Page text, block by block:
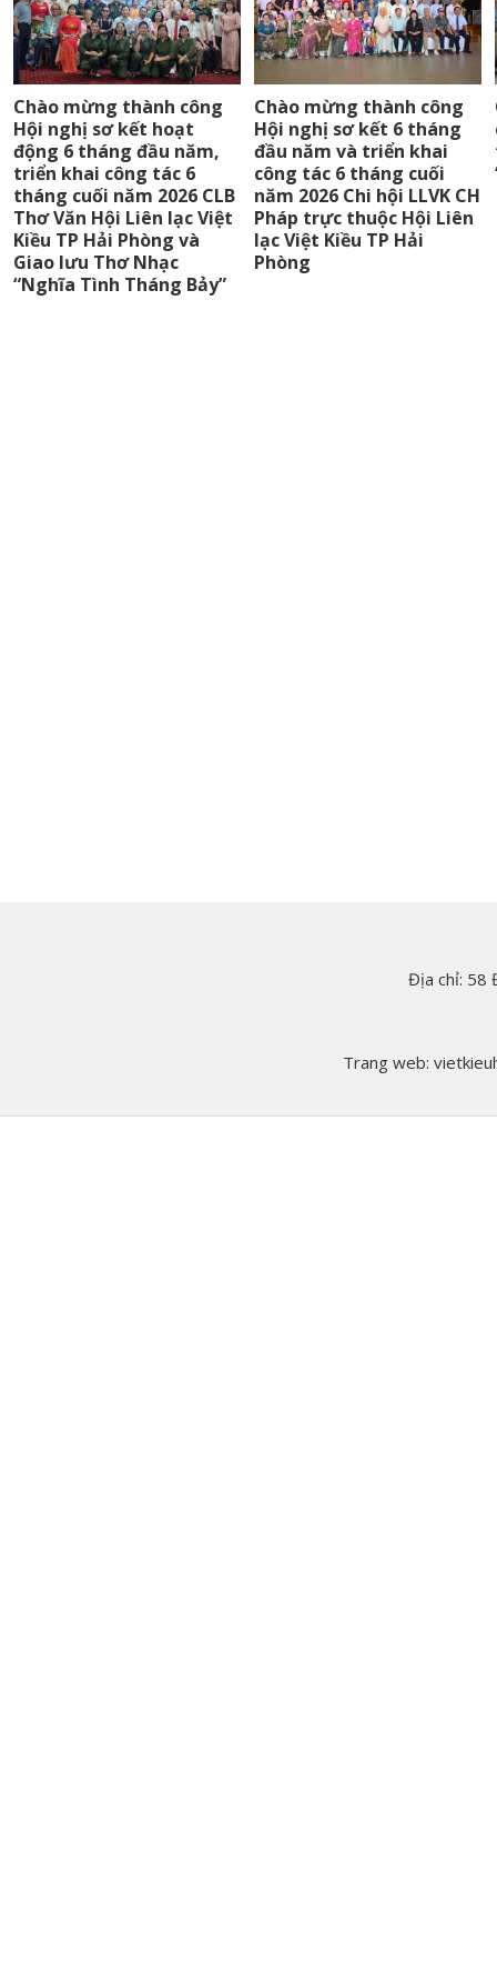
Chào mừng thành công
Hội nghị sơ kết hoạt
động 6 tháng đầu năm,
triển khai công tác 6
tháng cuối năm 2026 CLB
Thơ Văn Hội Liên lạc Việt
Kiều TP Hải Phòng và
Giao lưu Thơ Nhạc
“Nghĩa Tình Tháng Bảy”
Chào mừng thành công
Hội nghị sơ kết 6 tháng
đầu năm và triển khai
công tác 6 tháng cuối
năm 2026 Chi hội LLVK CH
Pháp trực thuộc Hội Liên
lạc Việt Kiều TP Hải
Phòng
Địa chỉ: 58
Trang web: